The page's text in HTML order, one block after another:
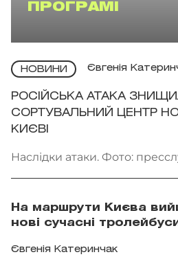
ПРОГРАМІ
НОВИНИ Євгенія
РОСІЙСЬКА АТАКА
СОРТУВАЛЬНИЙ ЦЕНТР
КИЄВІ
Наслідки атаки. Фото:
На маршрути Києва
нові сучасні
Євгенія Катеринчак